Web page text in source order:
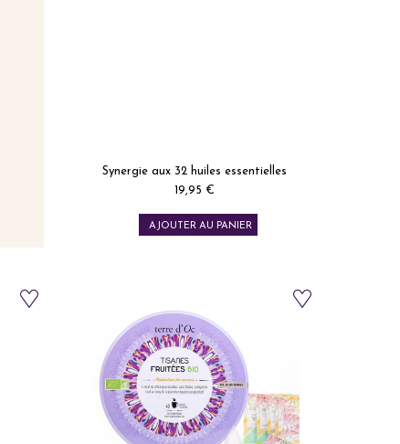
Synergie aux 32 huiles essentielles
Prix
19,95 €
AJOUTER AU PANIER